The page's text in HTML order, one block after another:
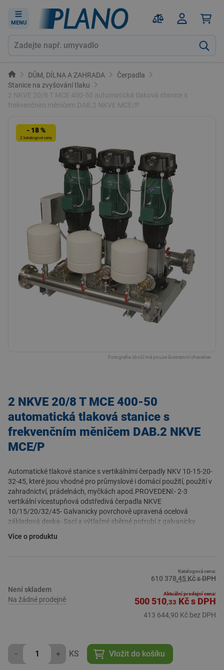
MENU
DŮM, DÍLNA A ZAHRADA
Čerpadla
Stanice na zvyšování tlaku
2 NKVE 20/8 T MCE 400-50 automatická tlaková stanice s
frekvenčním měničem DAB.2 NKVE MCE/P
- 18 %
Z katalogové ceny
Fotografie zboží má pouze ilustrativní charakter
2 NKVE 20/8 T MCE 400-50
automatická tlaková stanice s
frekvenčním měničem DAB.2 NKVE
MCE/P
Automatické tlakové stanice s vertikálními čerpadly NKV 10-15-20-
32-45, které jsou vhodné pro průmyslové i domácí použití, použití v
zahradnictví, prádelnách, myčkách apod.PROVEDENí:- 2-3
vertikální vícestupňová odstředivá čerpadla NKVE
10/15/20/32/45- Galvanicky povrchově upravená ocelová
základová deska- Sací a výtlačné sběrné potrubí z galvanicky
upravené oceli- Na výtlaku každého čerpadla kulový ventil a zpětná
klapka- Na sání každého čerpadla kulový ventil- Zaslepení pro
Provozní rozsah: od 0,5 až do 280 m3/h s výtlakem až do
140 m
Čerpaná kapalina: čistá, bez pevných nebo abrazivních látek,
neviskózní, neagresivní, nekrystalizovaná a chemicky
Maximální pracovní tlak: PN16 (na vyžádání až do PN25)
Stupeň krytí: IP44 (na vyžádání IP55)
Více o produktu
Není skladem
Na žádné prodejně
Katalogová cena:
610 378,45 Kč s DPH
Aktuální prodejní cena:
500 510,33 Kčs DPH
413 644,90 Kč bez DPH
- + KS Vložit do košíku